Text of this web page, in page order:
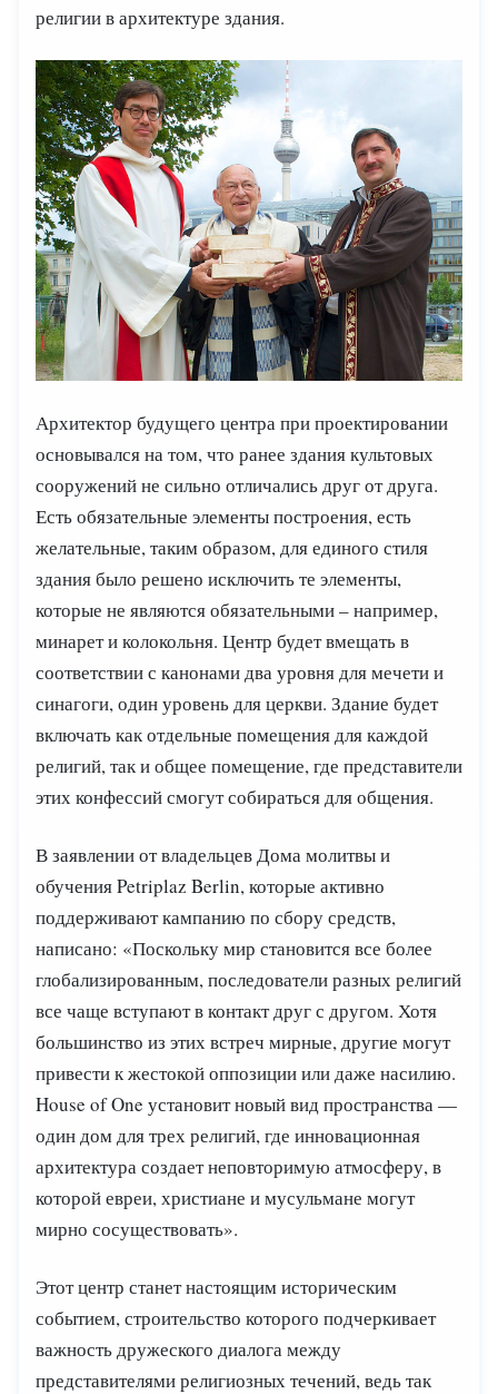
религии в архитектуре здания.
Архитектор будущего центра при проектировании
основывался на том, что ранее здания культовых
сооружений не сильно отличались друг от друга.
Есть обязательные элементы построения, есть
желательные, таким образом, для единого стиля
здания было решено исключить те элементы,
которые не являются обязательными – например,
минарет и колокольня. Центр будет вмещать в
соответствии с канонами два уровня для мечети и
синагоги, один уровень для церкви. Здание будет
включать как отдельные помещения для каждой
религий, так и общее помещение, где представители
этих конфессий смогут собираться для общения.
В заявлении от владельцев Дома молитвы и
обучения Petriplaz Berlin, которые активно
поддерживают кампанию по сбору средств,
написано: «Поскольку мир становится все более
глобализированным, последователи разных религий
все чаще вступают в контакт друг с другом. Хотя
большинство из этих встреч мирные, другие могут
привести к жестокой оппозиции или даже насилию.
House of One установит новый вид пространства —
один дом для трех религий, где инновационная
архитектура создает неповторимую атмосферу, в
которой евреи, христиане и мусульмане могут
мирно сосуществовать».
Этот центр станет настоящим историческим
событием, строительство которого подчеркивает
важность дружеского диалога между
представителями религиозных течений, ведь так